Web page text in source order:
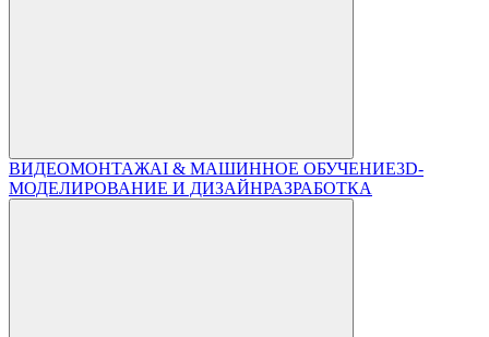
ВИДЕОМОНТАЖAI & МАШИННОЕ ОБУЧЕНИЕ3D-
МОДЕЛИРОВАНИЕ И ДИЗАЙНРАЗРАБОТКА